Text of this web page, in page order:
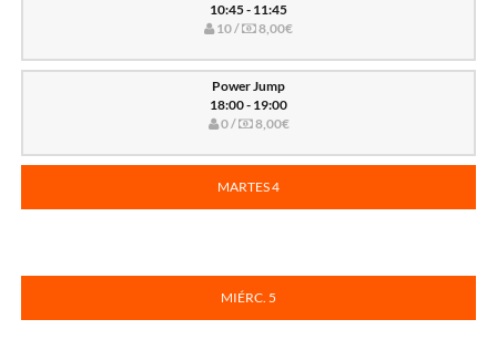
10:45 - 11:45
10 /
8,00€
Power Jump
18:00 - 19:00
0 /
8,00€
MARTES 4
MIÉRC. 5